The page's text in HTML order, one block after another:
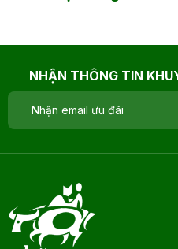
NHẬN THÔNG TIN